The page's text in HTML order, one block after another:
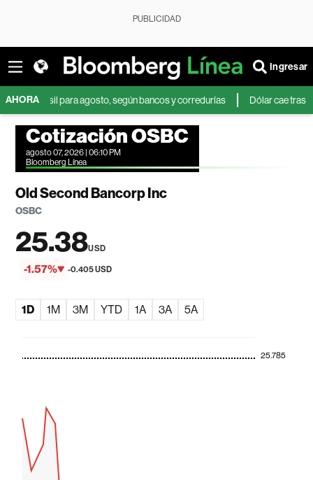
PUBLICIDAD
Ingresar
AHORApara agosto, según bancos y corredurías Dólar cae tras débil
Cotización OSBC
agosto 07, 2026 | 06:10 PM
Bloomberg Línea
Old Second Bancorp Inc
OSBC
25.38USD
-1.57% -0.405 USD
1D 1M 3M YTD 1A 3A 5A
25.785